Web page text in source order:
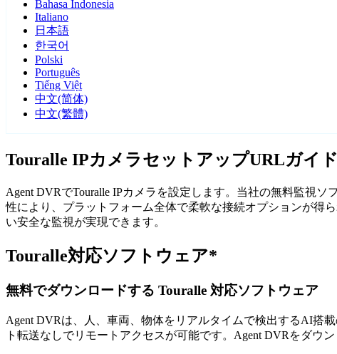
Bahasa Indonesia
Italiano
日本語
한국어
Polski
Português
Tiếng Việt
中文(简体)
中文(繁體)
Touralle IPカメラセットアップURLガイド
Agent DVRでTouralle IPカメラを設定します。当社の無料監視
性により、プラットフォーム全体で柔軟な接続オプションが得
い安全な監視が実現できます。
Touralle対応ソフトウェア*
無料でダウンロードする Touralle 対応ソフトウェア
Agent DVRは、人、車両、物体をリアルタイムで検出するAI搭
ト転送なしでリモートアクセスが可能です。Agent DVRをダウ